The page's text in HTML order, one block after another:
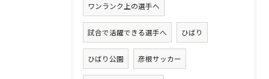
ワンランク上の選手へ
試合で活躍できる選手へ ひばり
ひばり公園 彦根サッカー